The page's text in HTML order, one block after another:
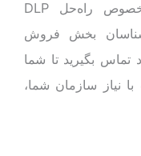
جهت دریافت مشاوره فنی در خصوص راه‌حل DLP
بخش فروش
بگیرید تا شما
نیاز سازمان شما،